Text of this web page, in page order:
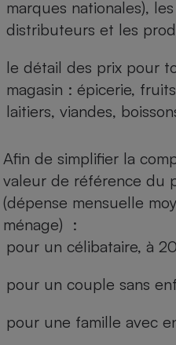
marques nationales),
distributeurs et les
le détail des prix pour
magasin : épicerie,
laitiers, viandes,
Afin de simplifier la
valeur de référence du
(dépense mensuelle
ménage) :
pour un célibataire, à
pour un couple sans
pour une famille avec